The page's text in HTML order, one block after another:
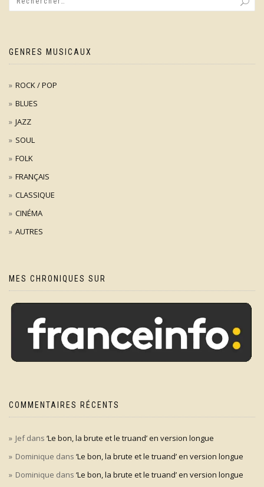
GENRES MUSICAUX
ROCK / POP
BLUES
JAZZ
SOUL
FOLK
FRANÇAIS
CLASSIQUE
CINÉMA
AUTRES
MES CHRONIQUES SUR
COMMENTAIRES RÉCENTS
Jefdans ‘Le bon, la brute et le truand’ en version longue
Dominique dans ‘Le bon, la brute et le truand’ en version longue
Dominique dans ‘Le bon, la brute et le truand’ en version longue